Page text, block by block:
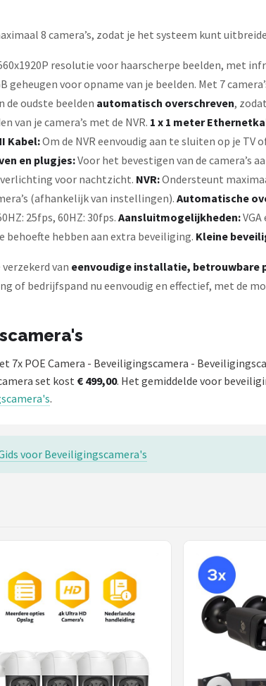
8 camera’s, zodat je het systeem kunt
resolutie voor haarscherpe beelden, met
geheugen voor opname van je beelden. Met 7
de oudste beelden automatisch overschreven,
van je camera’s met de NVR. 1 x 1 meter
Kabel:Om de NVR eenvoudig aan te sluiten op je TV
en plugjes:Voor het bevestigen van de camera’s
verlichting voor nachtzicht. NVR:Ondersteunt
(afhankelijk van instellingen). Automatische
25fps, 60HZ: 30fps. Aansluitmogelijkheden:
behoefte hebben aan extra beveiliging. Kleine
verzekerd van eenvoudige installatie, betrouwbare
of bedrijfspand nu eenvoudig en effectief, met de
7x POE Camera - Beveiligingscamera -
set kost € 499,00. Het gemiddelde voor
.
voor Beveiligingscamera's